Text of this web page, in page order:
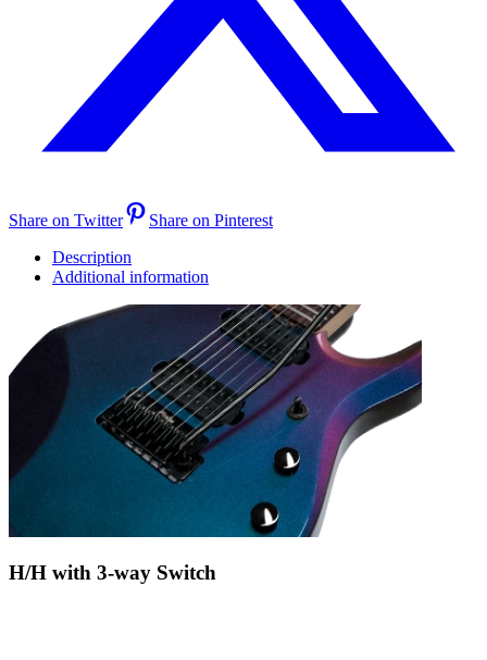
Share on Twitter
Share on Pinterest
Description
Additional information
H/H with 3-way Switch